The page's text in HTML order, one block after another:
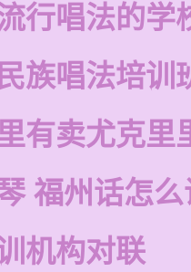
行唱法的学
族唱法培训
有卖尤克里
福州话怎
机构对联